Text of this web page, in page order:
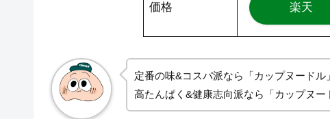
価格 楽天
定番の味&コスパ派なら「カップヌードル
高たんぱく&健康志向派なら「カップヌー